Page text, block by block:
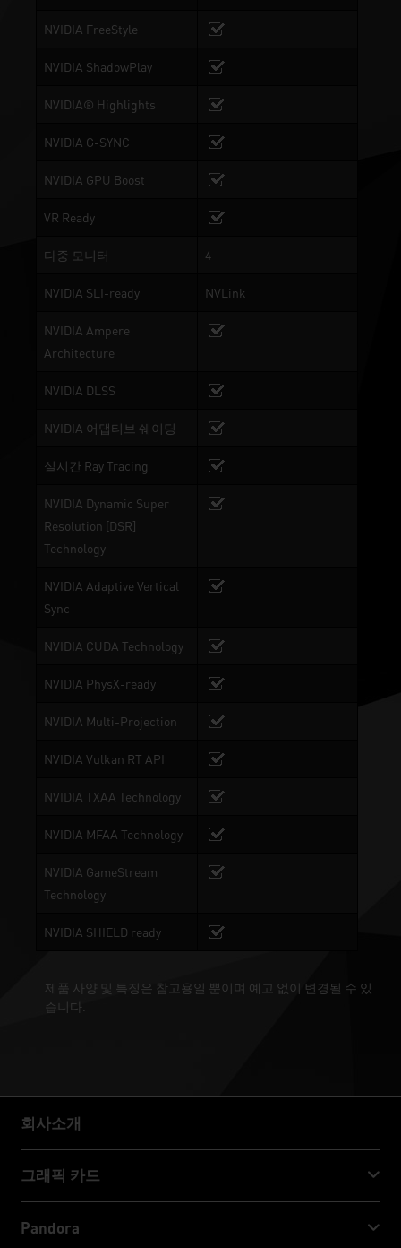
NVIDIA FreeStyle
NVIDIA ShadowPlay
NVIDIA® Highlights
NVIDIA G-SYNC
NVIDIA GPU Boost
VR Ready
다중 모니터 4
NVIDIA SLI-ready NVLink
NVIDIA Ampere
Architecture
NVIDIA DLSS
NVIDIA 어댑티브 쉐이딩
실시간 Ray Tracing
NVIDIA Dynamic Super
Resolution [DSR]
Technology
NVIDIA Adaptive Vertical
Sync
NVIDIA CUDA Technology
NVIDIA PhysX-ready
NVIDIA Multi-Projection
NVIDIA Vulkan RT API
NVIDIA TXAA Technology
NVIDIA MFAA Technology
NVIDIA GameStream
Technology
NVIDIA SHIELD ready
제품 사양 및 특징은 참고용일 뿐이며 예고 없이 변경될 수 있
습니다.
회사소개
회사소개
그래픽 카드
Pandora